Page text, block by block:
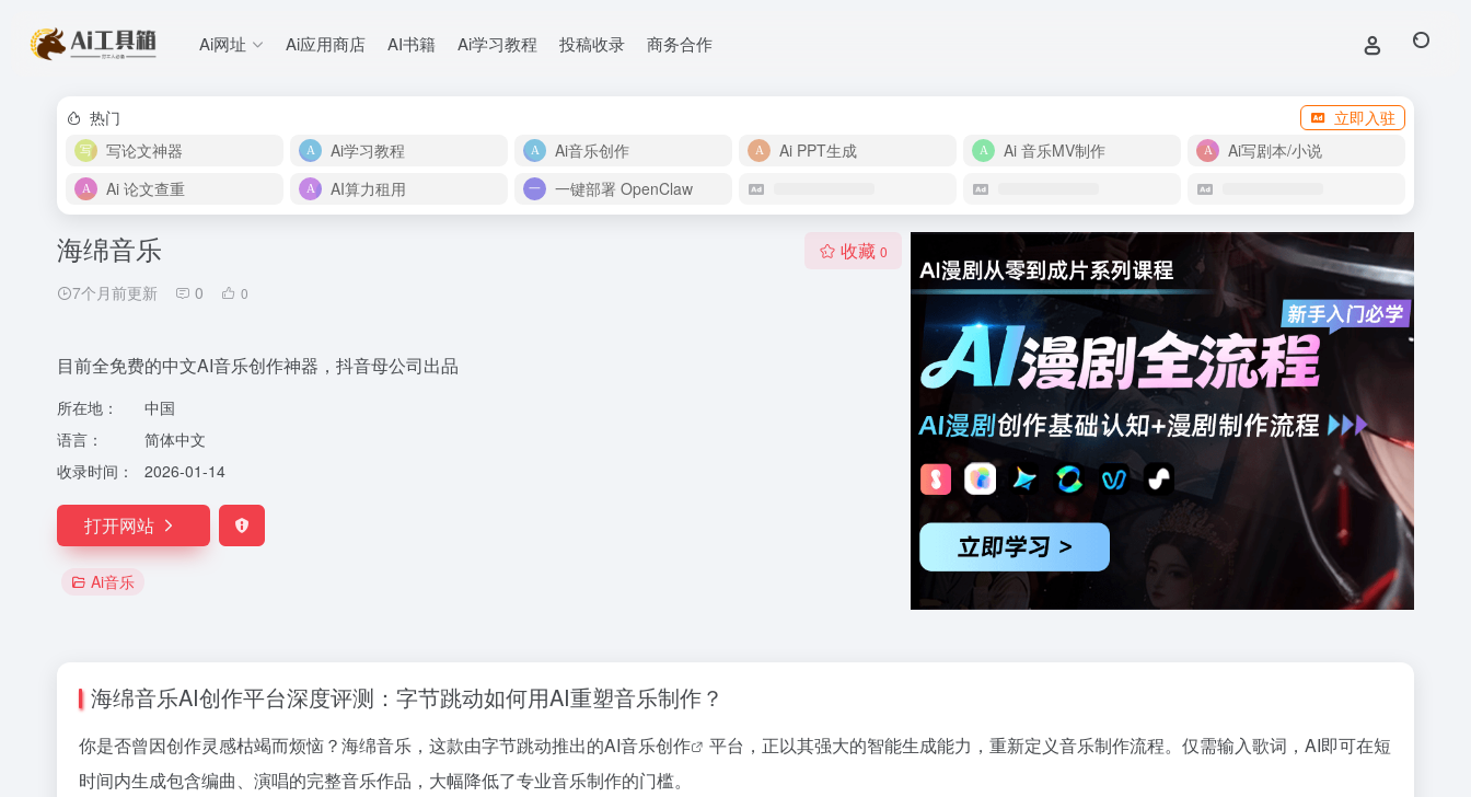
Ai网址 Ai应用商店 AI书籍 Ai学习教程 投稿收录 商务合作
热门
立即入驻
写论文神器
Ai学习教程 Ai音乐创作 Ai PPT生成 Ai 音乐MV制作
Ai写剧本/小说
Ai 论文查重
AI算力租用 一键部署 OpenClaw
海绵音乐
7个月前更新 0 0
收藏 0
目前全免费的中文AI音乐创作神器，抖音母公司出品
所在地：
中国
语言：
简体中文
收录时间：
2026-01-14
打开网站
Ai音乐
海绵音乐AI创作平台深度评测：字节跳动如何用AI重塑音乐制作？
你是否曾因创作灵感枯竭而烦恼？海绵音乐，这款由字节跳动推出的AI音乐创作
平台，正以其强大的智能生成能力，重新定义音乐制作流程。仅需输入歌词，AI即可在短
时间内生成包含编曲、演唱的完整音乐作品，大幅降低了专业音乐制作的门槛。